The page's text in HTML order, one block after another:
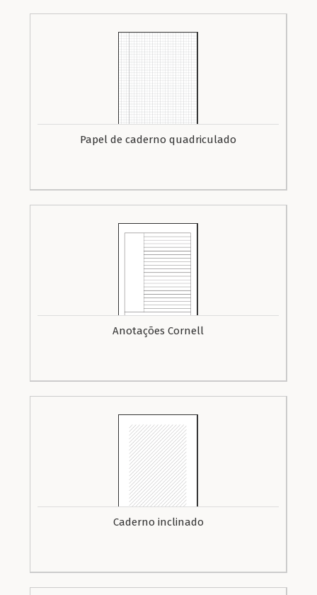
Papel de caderno quadriculado
Anotações Cornell
Caderno inclinado